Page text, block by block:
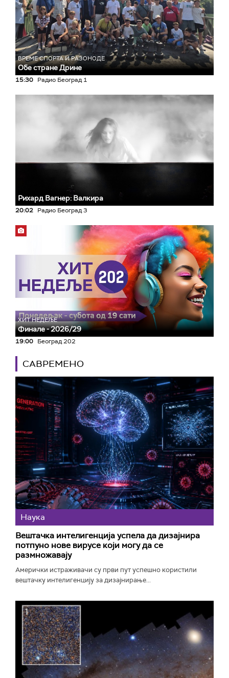
ВРЕМЕ СПОРТА И РАЗОНОДЕ
Обе стране Дрине
15:30 Радио Београд 1
Рихард Вагнер: Валкира
20:02 Радио Београд 3
ХИТ НЕДЕЉЕ
Финале - 2026/29
19:00 Београд 202
САВРЕМЕНО
Наука
Вештачка интелигенција успела да дизајнира
потпуно нове вирусе који могу да се
размножавају
Амерички истраживачи су први пут успешно користили
вештачку интелигенцију за дизајнирање...